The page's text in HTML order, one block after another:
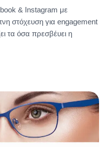
& Instagram με
στόχευση για engagement
τα όσα πρεσβέυει η